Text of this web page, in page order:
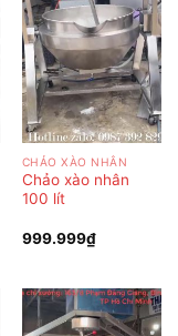
CHẢO XÀO NHÂN
Chảo xào nhân
100 lít
999.999₫